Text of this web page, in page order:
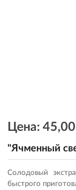
Цена:
"Ячменный
Солодовый
быстрого